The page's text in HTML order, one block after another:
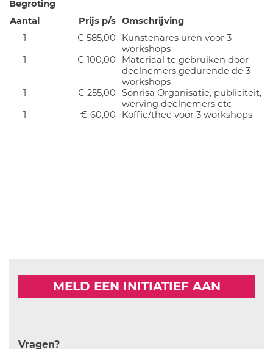
Begroting
Aantal
Prijs p/s Omschrijving
1
€ 585,00
Kunstenares uren voor 3
workshops
1
€ 100,00
Materiaal te gebruiken door
deelnemers gedurende de 3
workshops
1
€ 255,00
Sonrisa Organisatie, publiciteit,
werving deelnemers etc
1
€ 60,00 Koffie/thee voor 3 workshops
MELD EEN INITIATIEF AAN
Vragen?